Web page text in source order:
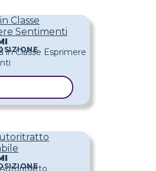
Classe
Sentimenti